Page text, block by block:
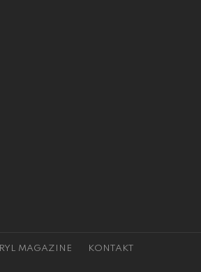
RYL MAGAZINE KONTAKT